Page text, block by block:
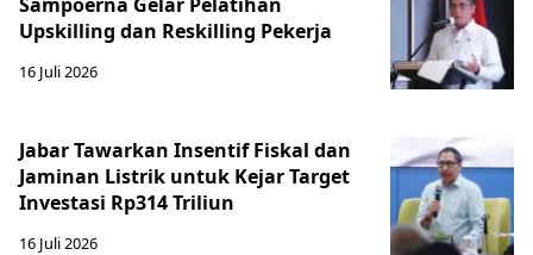
Upskilling dan Reskilling Pekerja
16 Juli 2026
Jabar Tawarkan Insentif Fiskal dan
Jaminan Listrik untuk Kejar Target
Investasi Rp314 Triliun
16 Juli 2026